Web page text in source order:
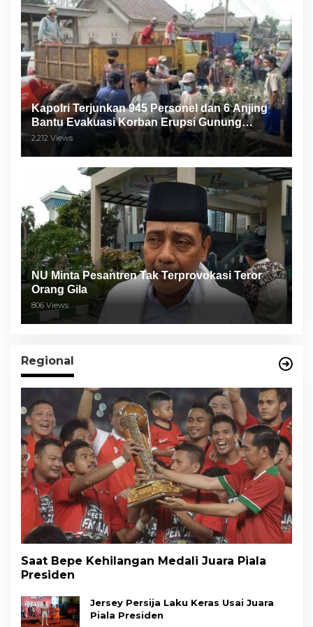
Kapolri Terjunkan 945 Personel dan 6 Anjing
Bantu Evakuasi Korban Erupsi Gunung
Semeru
2,212 Views
NU Minta Pesantren Tak Terprovokasi Teror
Orang Gila
806 Views
Regional
Saat Bepe Kehilangan Medali Juara Piala
Presiden
Jersey Persija Laku Keras Usai Juara
Piala Presiden